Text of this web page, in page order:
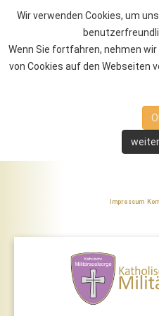
Wir verwenden Cookies, um
Wenn Sie fortfahren, nehmen
von Cookies auf den Webseiten
Impressum